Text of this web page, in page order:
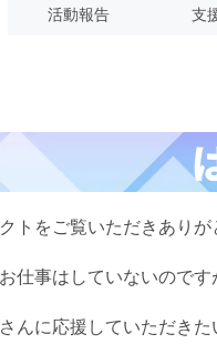
活動報告 支
トをご覧いただきありが
仕事はしていないのです
んに応援していただき